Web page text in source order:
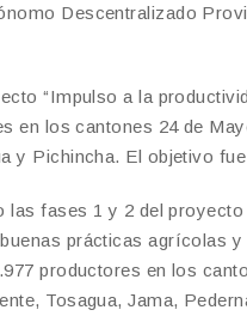
Descentralizado
“Impulso a la
en los cantones 24 de
y Pichincha. El objetivo
las fases 1 y 2 del
prácticas agrícolas
productores en los
Tosagua, Jama,